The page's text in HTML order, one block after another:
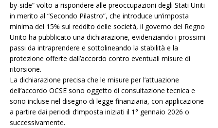
by-side” volto a rispondere alle preoccupazioni degli Stati Uniti
in merito al “Secondo Pilastro”, che introduce un’imposta
minima del 15% sul reddito delle società, il governo del Regno
Unito ha pubblicato una dichiarazione, evidenziando i prossimi
passi da intraprendere e sottolineando la stabilità e la
protezione offerte dall’accordo contro eventuali misure di
ritorsione.
La dichiarazione precisa che le misure per l’attuazione
dell’accordo OCSE sono oggetto di consultazione tecnica e
sono incluse nel disegno di legge finanziaria, con applicazione
a partire dai periodi d’imposta iniziati il 1° gennaio 2026 o
successivamente.